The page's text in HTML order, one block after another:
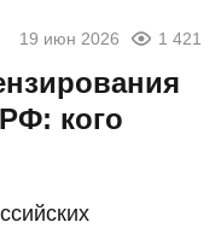
19 июн 2026 1 421
кого